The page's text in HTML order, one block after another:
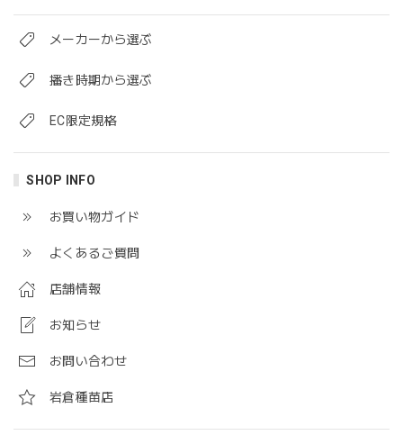
メーカーから選ぶ
播き時期から選ぶ
EC限定規格
SHOP INFO
お買い物ガイド
よくあるご質問
店舗情報
お知らせ
お問い合わせ
岩倉種苗店